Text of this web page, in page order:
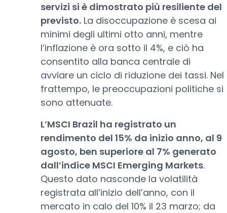
servizi si è dimostrato più resiliente del
previsto. La disoccupazione è scesa ai
minimi degli ultimi otto anni, mentre
l’inflazione è ora sotto il 4%, e ciò ha
consentito alla banca centrale di
avviare un ciclo di riduzione dei tassi. Nel
frattempo, le preoccupazioni politiche si
sono attenuate.
L’MSCI Brazil ha registrato un
rendimento del 15% da inizio anno, al 9
agosto, ben superiore al 7% generato
dall’indice MSCI Emerging Markets.
Questo dato nasconde la volatilità
registrata all’inizio dell’anno, con il
mercato in calo del 10% il 23 marzo; da